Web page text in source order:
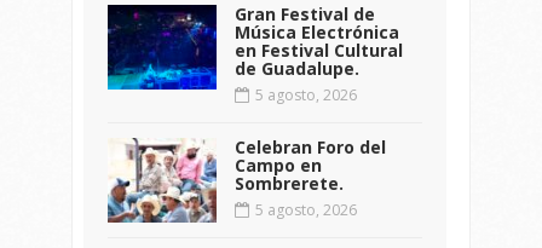
Gran Festival de
Música Electrónica
en Festival Cultural
de Guadalupe.
5 agosto, 2026
Celebran Foro del
Campo en
Sombrerete.
5 agosto, 2026